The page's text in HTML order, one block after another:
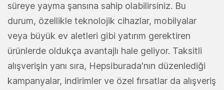
süreye yayma şansına sahip olabilirsiniz. Bu
durum, özellikle teknolojik cihazlar, mobilyalar
veya büyük ev aletleri gibi yatırım gerektiren
ürünlerde oldukça avantajlı hale geliyor. Taksitli
alışverişin yanı sıra, Hepsiburada'nın düzenlediği
kampanyalar, indirimler ve özel fırsatlar da alışveriş